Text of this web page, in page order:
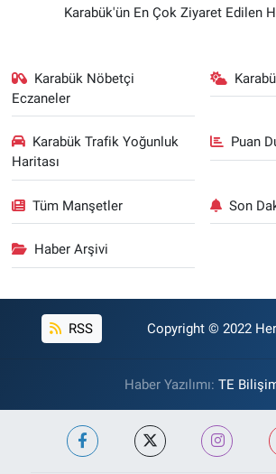
Karabük'ün En Çok Ziyaret Edilen
Karabük Nöbetçi
Eczaneler
Karabük Trafik Yoğunluk
Haritası
Puan
Tüm Manşetler Son
Haber Arşivi
RSS Copyright © 2022 Her
Haber Yazılımı: TE